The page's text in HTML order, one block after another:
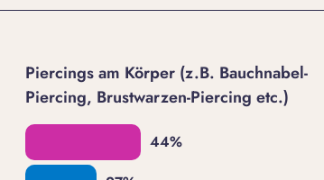
Piercings am Körper (z.B. Bauchnabel-
Piercing, Brustwarzen-Piercing etc.)